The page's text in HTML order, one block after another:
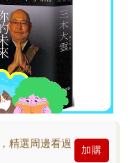
精選周邊看過
加購